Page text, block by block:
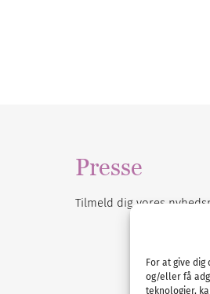
For at give
og/eller få
teknologier,
Presse
Tilmeld dig vores